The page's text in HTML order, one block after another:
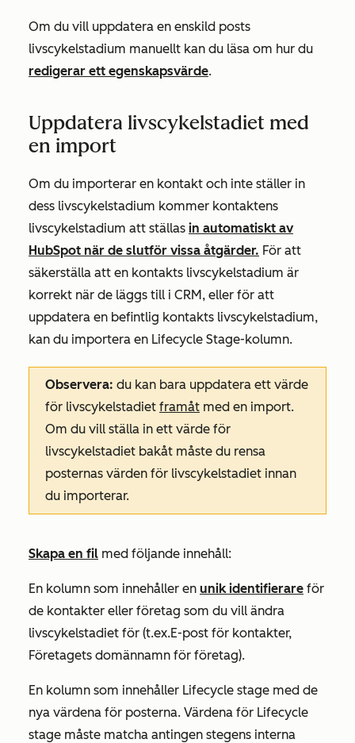
Om du vill uppdatera en enskild posts
livscykelstadium manuellt kan du läsa om hur du
redigerar ett egenskapsvärde.
Uppdatera livscykelstadiet med
en import
Om du importerar en kontakt och inte ställer in
dess livscykelstadium kommer kontaktens
livscykelstadium att ställas in automatiskt av
HubSpot när de slutför vissa åtgärder. För att
säkerställa att en kontakts livscykelstadium är
korrekt när de läggs till i CRM, eller för att
uppdatera en befintlig kontakts livscykelstadium,
kan du importera en Lifecycle Stage-kolumn.
Observera: du kan bara uppdatera ett värde
för livscykelstadiet framåt med en import.
Om du vill ställa in ett värde för
livscykelstadiet bakåt måste du rensa
posternas värden för livscykelstadiet innan
du importerar.
Skapa en fil med följande innehåll:
En kolumn som innehåller en unik identifierare för
de kontakter eller företag som du vill ändra
livscykelstadiet för (t.ex.E-post för kontakter,
Företagets domännamn för företag).
En kolumn som innehåller Lifecycle stage med de
nya värdena för posterna. Värdena för Lifecycle
stage måste matcha antingen stegens interna